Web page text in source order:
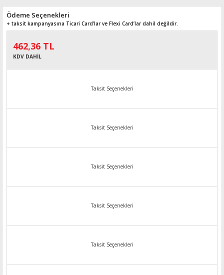
Ödeme Seçenekleri
+ taksit kampanyasına Ticari Card'lar ve Flexi Card’lar dahil değildir.
462,36 TL
KDV DAHİL
Taksit Seçenekleri
Taksit Seçenekleri
Taksit Seçenekleri
Taksit Seçenekleri
Taksit Seçenekleri